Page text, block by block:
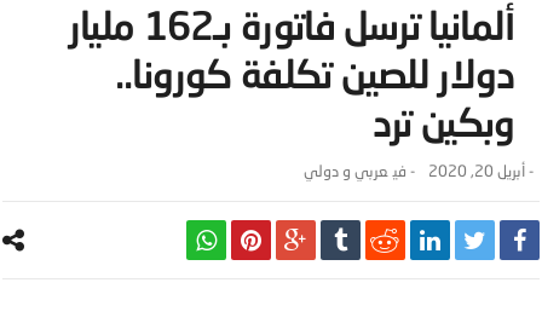
ألمانيا ترسل فاتورة بـ162 مليار
دولار للصين تكلفة كورونا..
وبكين ترد
-أبريل 20, 2020 - ‎في عربي و دولي